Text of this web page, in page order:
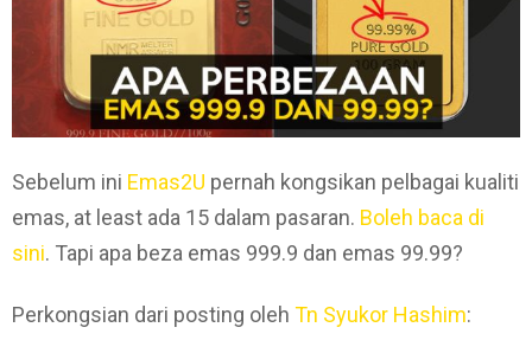
Sebelum ini Emas2U pernah kongsikan pelbagai kualiti
emas, at least ada 15 dalam pasaran. Boleh baca di
sini. Tapi apa beza emas 999.9 dan emas 99.99?
Perkongsian dari posting oleh Tn Syukor Hashim: